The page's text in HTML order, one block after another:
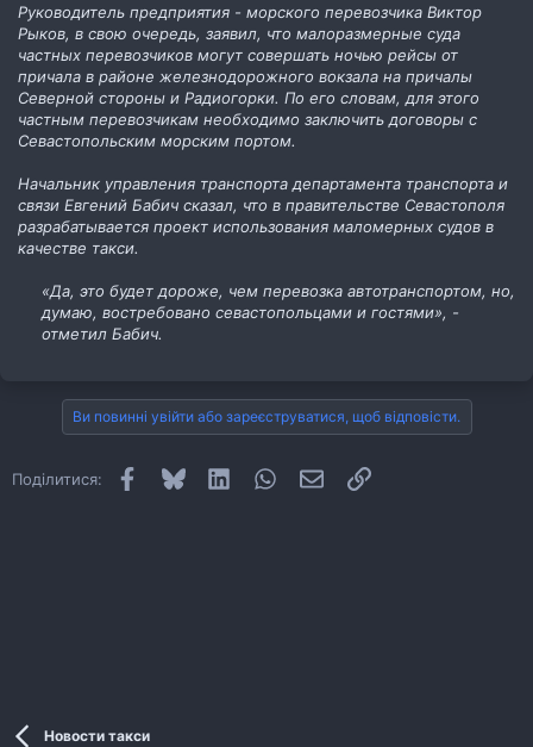
Руководитель предприятия - морского перевозчика Виктор
Рыков, в свою очередь, заявил, что малоразмерные суда
частных перевозчиков могут совершать ночью рейсы от
причала в районе железнодорожного вокзала на причалы
Северной стороны и Радиогорки. По его словам, для этого
частным перевозчикам необходимо заключить договоры с
Севастопольским морским портом.
Начальник управления транспорта департамента транспорта и
связи Евгений Бабич сказал, что в правительстве Севастополя
разрабатывается проект использования маломерных судов в
качестве такси.
«Да, это будет дороже, чем перевозка автотранспортом, но,
думаю, востребовано севастопольцами и гостями», -
отметил Бабич.
Ви повинні увійти або зареєструватися, щоб відповісти.
Поділитися: Facebook
Bluesky LinkedInWhatsApp
E-mailПосилання
Новости такси